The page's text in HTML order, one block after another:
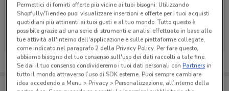
Ci dispiace, al momento non abbiamo pubblicato
volantini nella tua zona. Riprova più tardi.
Porta DoveConviene sempre con te!
Permettici di fornirti offerte più vicine ai tuoi bisogni: Utilizzando
Shopfully/Tiendeo puoi visualizzare inserzioni e offerte per i tuoi acquisti
quotidiani più attinenti ai tuoi gusti e al tuo mondo. Tutto questo è
possibile grazie ad una serie di strumenti e analisi effettuate in base alle
tue attività all'interno dell'applicazione e sulle piattaforme collegate,
come indicato nel paragrafo 2 della Privacy Policy. Per fare questo,
abbiamo bisogno del tuo consenso sull'uso dei dati raccolti a tale fine.
Se dai il tuo consenso condivideremo i tuoi dati personali conPartnersin
tutto il mondo attraverso l’uso di SDK esterne. Puoi sempre cambiare
idea accedendo a Menu > Privacy > Personalizzazione, all’interno della